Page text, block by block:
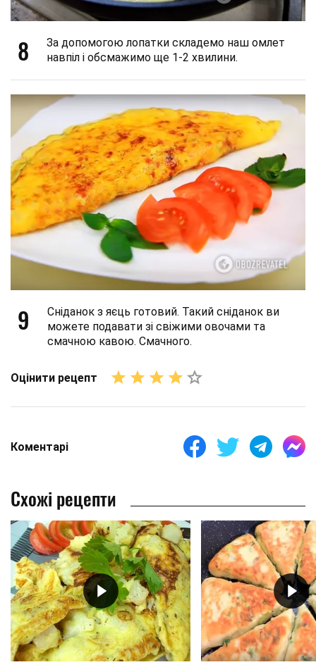
8
За допомогою лопатки складемо наш омлет
навпіл і обсмажимо ще 1-2 хвилини.
9
Сніданок з яєць готовий. Такий сніданок ви
можете подавати зі свіжими овочами та
смачною кавою. Смачного.
Оцінити рецепт
Коментарі
Схожі рецепти